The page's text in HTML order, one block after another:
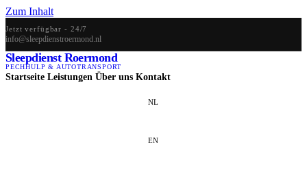
Zum Inhalt
Jetzt verfügbar - 24/7
info@sleepdienstroermond.nl
Sleepdienst Roermond
PECHHULP & AUTOTRANSPORT
Startseite Leistungen Über uns Kontakt
NL
EN